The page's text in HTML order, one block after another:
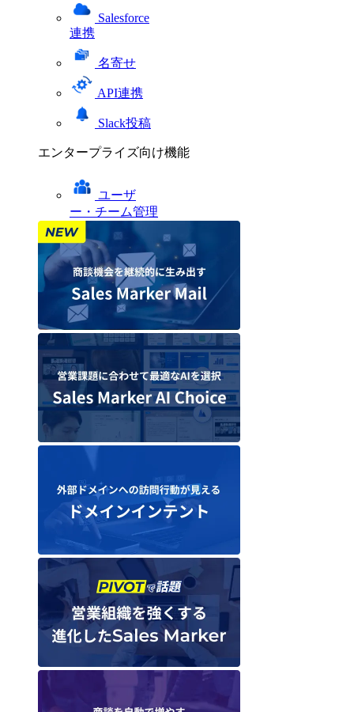
Salesforce
連携
名寄せ
API連携
Slack投稿
エンタープライズ向け機能
ユーザ
ー・チーム管理